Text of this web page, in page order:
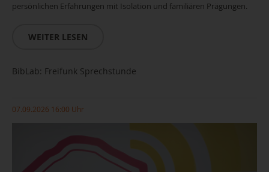
persönlichen Erfahrungen mit Isolation und familiären Prägungen.
WEITER LESEN
BibLab: Freifunk Sprechstunde
07.09.2026 16:00 Uhr